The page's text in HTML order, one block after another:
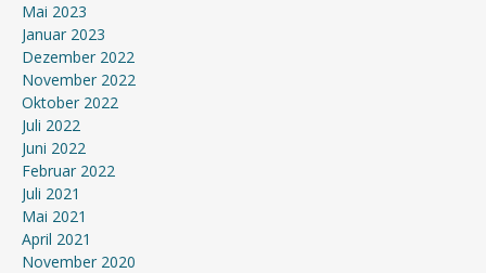
Mai 2023
Januar 2023
Dezember 2022
November 2022
Oktober 2022
Juli 2022
Juni 2022
Februar 2022
Juli 2021
Mai 2021
April 2021
November 2020